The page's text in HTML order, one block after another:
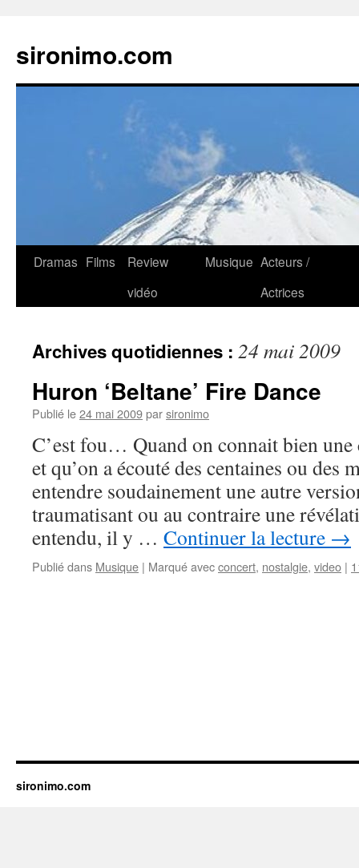
sironimo.com
Aller
Dramas Films
Review
vidéo
Musique Acteurs /
Actrices
Archives quotidiennes : 24 mai 2009
Huron ‘Beltane’ Fire Dance
Publié le24 mai 2009parsironimo
C’est fou… Quand on connait bien une
et qu’on a écouté des centaines ou des
entendre soudainement une autre
traumatisant ou au contraire une
entendu, il y … Continuer la lecture →
Publié dans Musique | Marqué avecconcert, nostalgie, video |
sironimo.com